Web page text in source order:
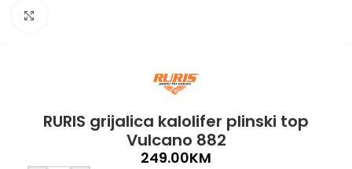
RURIS grijalica kalolifer plinski top
Vulcano 882
249.00KM